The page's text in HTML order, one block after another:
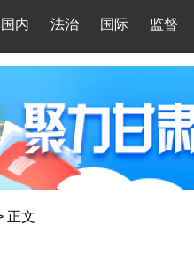
国内 法治 国际 监督
正文